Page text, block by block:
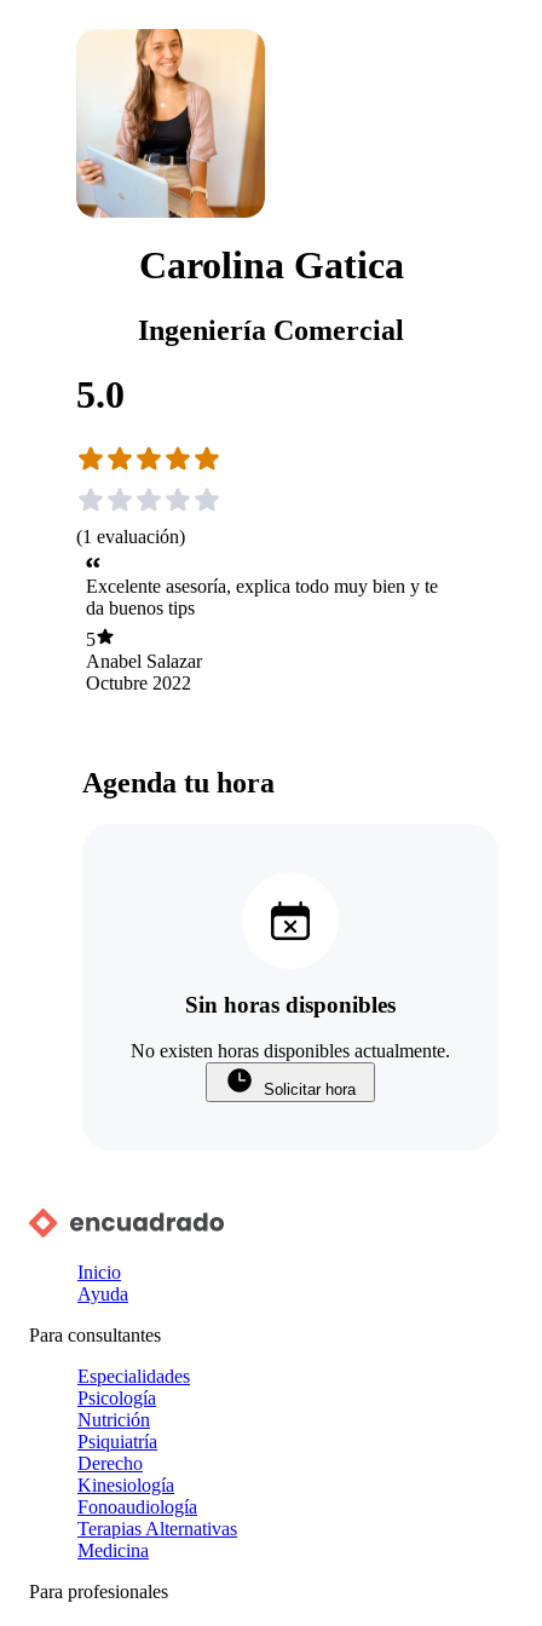
Carolina Gatica
Ingeniería Comercial
5.0
(1 evaluación)
Excelente asesoría, explica todo muy bien y te
da buenos tips
5
Anabel Salazar
Octubre 2022
Agenda tu hora
Sin horas disponibles
No existen horas disponibles actualmente.
Solicitar hora
Inicio
Ayuda
Para consultantes
Especialidades
Psicología
Nutrición
Psiquiatría
Derecho
Kinesiología
Fonoaudiología
Terapias Alternativas
Medicina
Para profesionales